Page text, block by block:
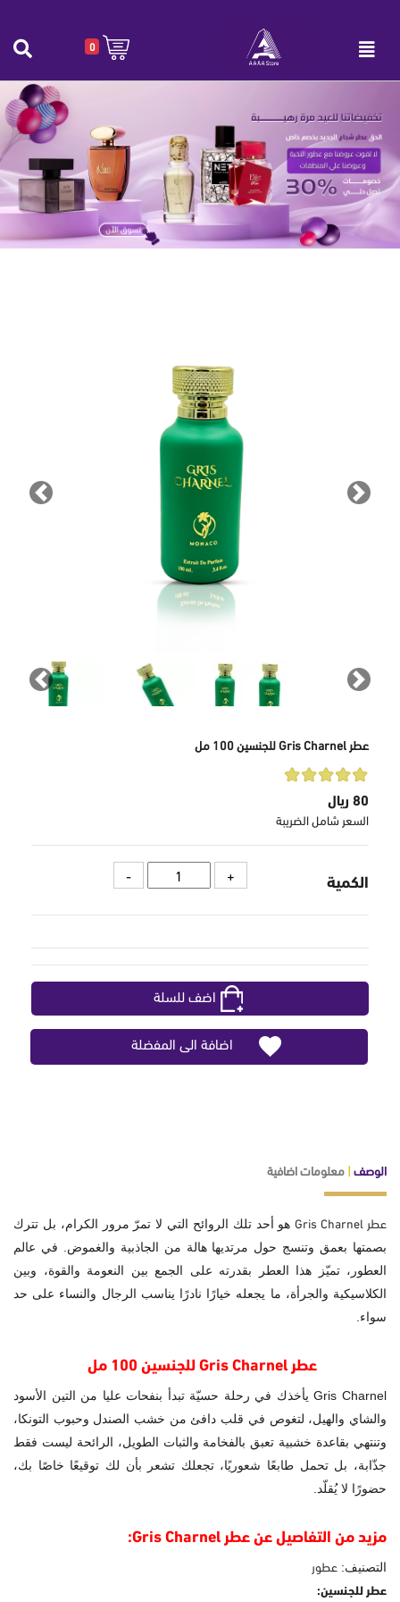
0
عطر Gris Charnel للجنسين 100 مل
عطر Gris Charnel للجنسين 100 مل
Next
Next
عطر Gris Charnel للجنسين 100 مل
80 ريال
السعر شامل الضريبة
الكمية
اضف للسلة
اضافة الى المفضلة
الوصف|معلومات اضافية
عطر Gris Charnel
هو أحد تلك الروائح التي لا تمرّ مرور الكرام، بل تترك
بصمتها بعمق وتنسج حول مرتديها هالة من الجاذبية والغموض. في عالم
العطور، تميّز هذا العطر بقدرته على الجمع بين النعومة والقوة، وبين
الكلاسيكية والجرأة، ما يجعله خيارًا نادرًا يناسب الرجال والنساء على حد
سواء.
عطر Gris Charnel للجنسين 100 مل
Gris Charnel يأخذك في رحلة حسيّة تبدأ بنفحات عليا من التين الأسود
والشاي والهيل، لتغوص في قلب دافئ من خشب الصندل وحبوب التونكا،
وتنتهي بقاعدة خشبية تعبق بالفخامة والثبات الطويل، الرائحة ليست فقط
جذّابة، بل تحمل طابعًا شعوريًا، تجعلك تشعر بأن لك توقيعًا خاصًا بك،
حضورًا لا يُقلّد.
مزيد من التفاصيل عن عطر Gris Charnel:
التصنيف: عطور
عطر للجنسين: